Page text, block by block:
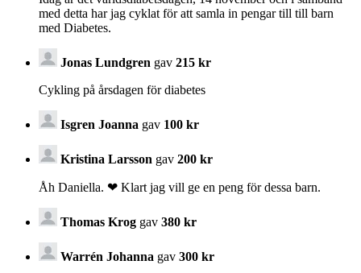
med detta har jag cyklat för att samla in pengar till till barn
med Diabetes.
Jonas Lundgren gav 215 kr
Cykling på årsdagen för diabetes
Isgren Joanna gav 100 kr
Kristina Larsson gav 200 kr
Åh Daniella. ❤ Klart jag vill ge en peng för dessa barn.
Thomas Krog gav 380 kr
Warrén Johanna gav 300 kr